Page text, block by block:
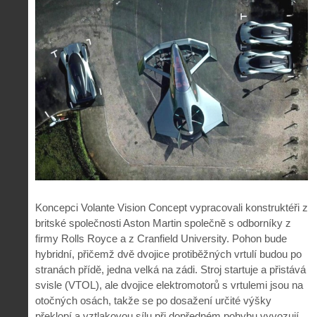
Koncepci Volante Vision Concept vypracovali konstruktéři z
britské společnosti Aston Martin společně s odborníky z
firmy Rolls Royce a z Cranfield University. Pohon bude
hybridní, přičemž dvě dvojice protiběžných vrtulí budou po
stranách přídě, jedna velká na zádi. Stroj startuje a přistává
svisle (VTOL), ale dvojice elektromotorů s vrtulemi jsou na
otočných osách, takže se po dosažení určité výšky